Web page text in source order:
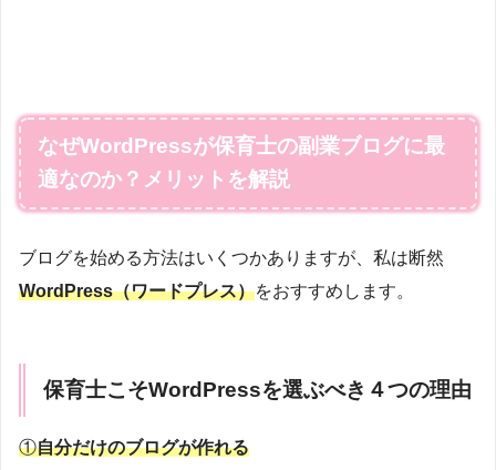
なぜWordPressが保育士の副業ブログに最
適なのか？メリットを解説
ブログを始める方法はいくつかありますが、私は断然
WordPress（ワードプレス）をおすすめします。
保育士こそWordPressを選ぶべき４つの理由
①自分だけのブログが作れる